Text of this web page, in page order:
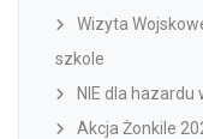
Wizyta
szkole
NIE dla hazardu
Akcja Żonkile